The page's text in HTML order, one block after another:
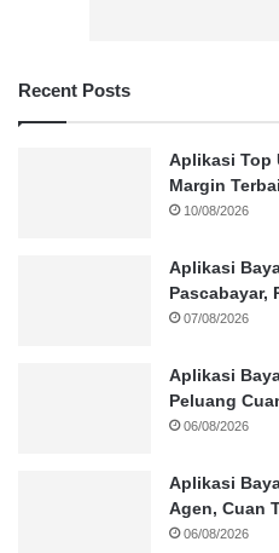
Recent Posts
Aplikasi Top
Margin
10/08/2026
Aplikasi
Pascabayar,
07/08/2026
Aplikasi
Peluang
06/08/2026
Aplikasi
Agen, Cuan
06/08/2026